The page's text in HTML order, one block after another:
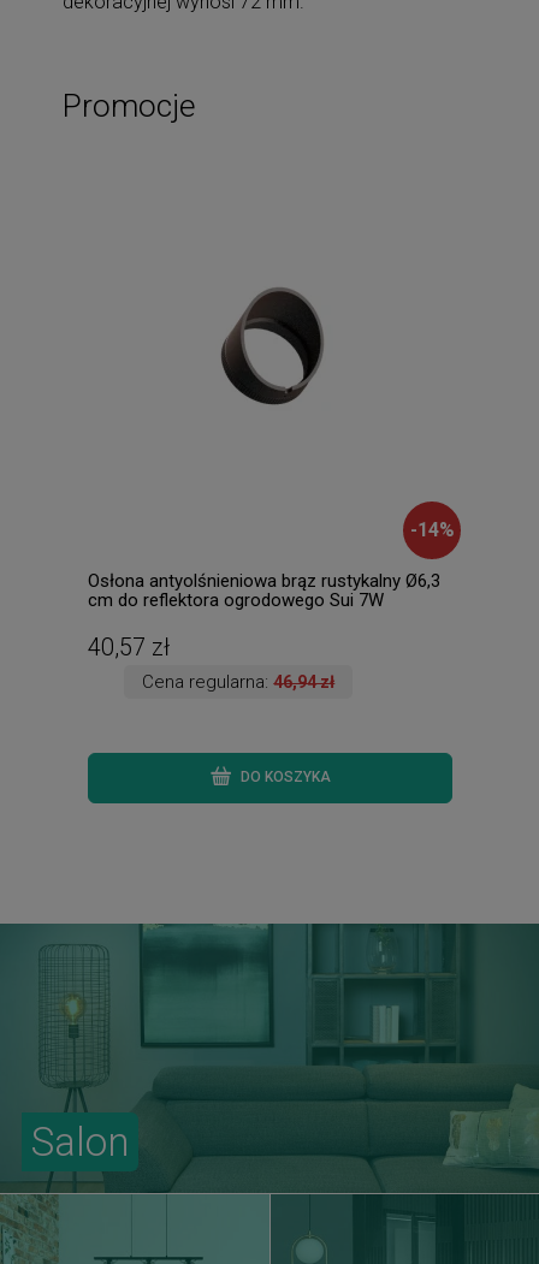
Promocje
-14%
Osłona antyolśnieniowa brąz rustykalny Ø6,3
cm do reflektora ogrodowego Sui 7W
40,57 zł
Cena regularna:46,94 zł
DO KOSZYKA
Salon